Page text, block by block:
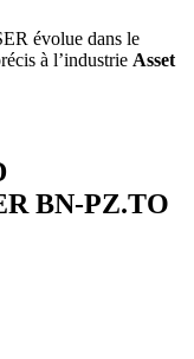
évolue dans le
à l’industrie Asset
BN-PZ.TO